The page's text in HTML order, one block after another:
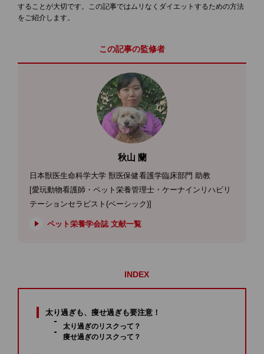
することが大切です。この記事ではムリなくダイエットするための方法
をご紹介します。
この記事の監修者
秋山 蘭
日本獣医生命科学大学 獣医保健看護学臨床部門 助教
[愛玩動物看護師・ペット栄養管理士・ケーナインリハビリ
テーションセラピスト(ベーシック)]
ペット栄養学会誌 文献一覧
INDEX
太り過ぎも、痩せ過ぎも要注意！
太り過ぎのリスクって？
痩せ過ぎのリスクって？